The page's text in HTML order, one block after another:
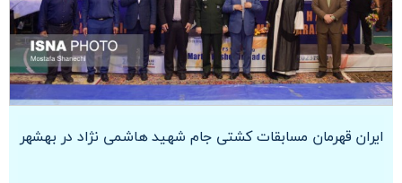
ایران قهرمان مسابقات کشتی جام شهید هاشمی نژاد در بهشهر